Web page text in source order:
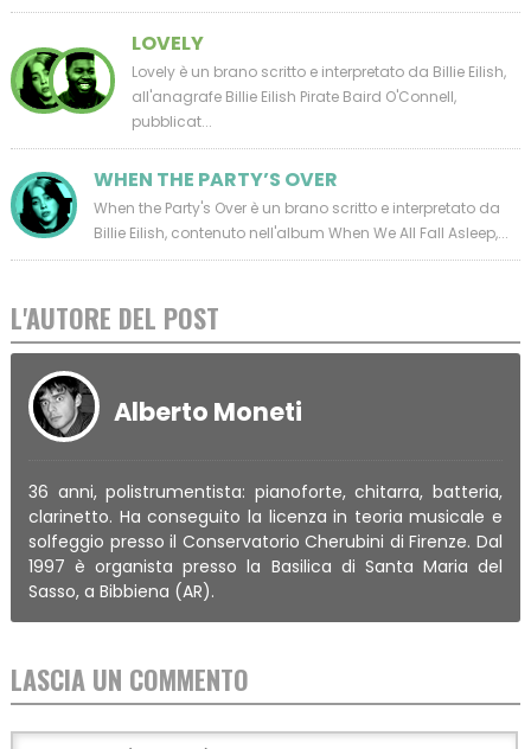
LOVELY
Lovely è un brano scritto e interpretato da Billie Eilish,
all'anagrafe Billie Eilish Pirate Baird O'Connell,
pubblicat...
WHEN THE PARTY’S OVER
When the Party's Over è un brano scritto e interpretato da
Billie Eilish, contenuto nell'album When We All Fall Asleep,...
L'AUTORE DEL POST
Alberto Moneti
36 anni, polistrumentista: pianoforte, chitarra, batteria,
clarinetto. Ha conseguito la licenza in teoria musicale e
solfeggio presso il Conservatorio Cherubini di Firenze. Dal
1997 è organista presso la Basilica di Santa Maria del
Sasso, a Bibbiena (AR).
LASCIA UN COMMENTO